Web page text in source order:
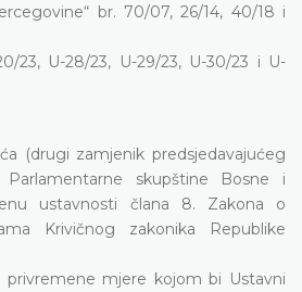
br. 70/07, 26/14, 40/18 i
23, U-28/23, U-29/23, U-30/23 i U-
(drugi zamjenik predsjedavajućeg
Parlamentarne skupštine Bosne i
ustavnosti člana 8. Zakona o
Krivičnog zakonika Republike
privremene mjere kojom bi Ustavni